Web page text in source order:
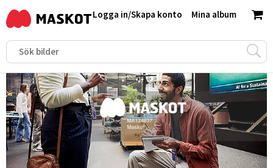
Mina album
Logga in/Skapa konto